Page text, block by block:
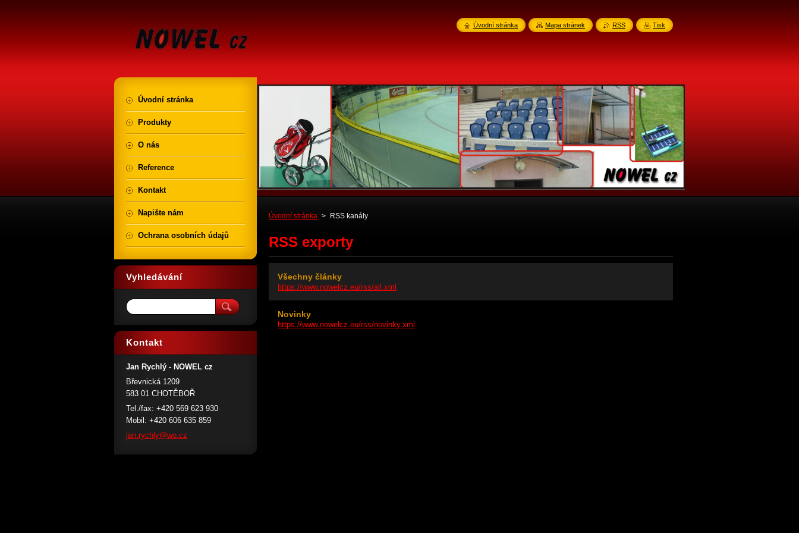
Úvodní stránka > RSS kanály
RSS exporty
Všechny články
https://www.nowelcz.eu/rss/all.xml
Novinky
https://www.nowelcz.eu/rss/novinky.xml
Úvodní stránka
Produkty
O nás
Reference
Kontakt
Napište nám
Ochrana osobních údajů
Vyhledávání
Kontakt
Jan Rychlý - NOWEL cz
Břevnická 1209
583 01 CHOTĚBOŘ
Tel./fax: +420 569 623 930
Mobil: +420 606 635 859
jan.rych ly@wo.cz
Úvodní stránka Mapa stránek RSS Tisk